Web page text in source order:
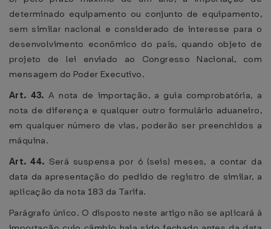
determinado equipamento ou conjunto de equipamento,
sem similar nacional e considerado de interesse para o
desenvolvimento econômico do país, quando objeto de
projeto de lei enviado ao Congresso Nacional, com
mensagem do Poder Executivo.
Art. 43. A nota de importação, a guia comprobatória, a
nota de diferença e qualquer outro formulário aduaneiro,
em qualquer número de vias, poderão ser preenchidos a
máquina.
Art. 44. Será suspensa por 6 (seis) meses, a contar da
data da apresentação do pedido de registro de similar, a
aplicação da nota 183 da Tarifa.
Parágrafo único. O disposto neste artigo não se aplicará à